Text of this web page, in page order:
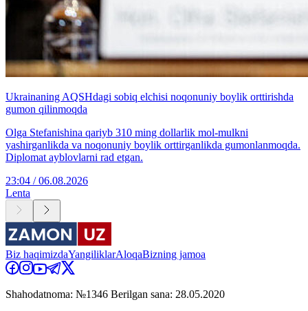
Ukrainaning AQSHdagi sobiq elchisi noqonuniy boylik orttirishda
gumon qilinmoqda
Olga Stefanishina qariyb 310 ming dollarlik mol-mulkni
yashirganlikda va noqonuniy boylik orttirganlikda gumonlanmoqda.
Diplomat ayblovlarni rad etgan.
23:04 / 06.08.2026
Lenta
Biz haqimizdaYangiliklarAloqaBizning jamoa
Shahodatnoma: №1346 Berilgan sana: 28.05.2020